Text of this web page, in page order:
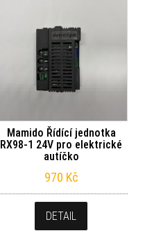
Mamido Řídící jednotka
RX98-1 24V pro elektrické
autíčko
970 Kč
DETAIL